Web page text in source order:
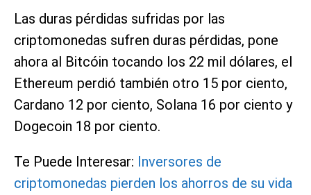
Las duras pérdidas sufridas por las
criptomonedas sufren duras pérdidas, pone
ahora al Bitcóin tocando los 22 mil dólares, el
Ethereum perdió también otro 15 por ciento,
Cardano 12 por ciento, Solana 16 por ciento y
Dogecoin 18 por ciento.
Te Puede Interesar: Inversores de
criptomonedas pierden los ahorros de su vida